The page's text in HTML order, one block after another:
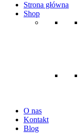
Strona główna
Shop
O nas
Kontakt
Blog